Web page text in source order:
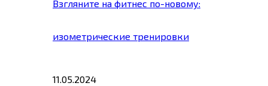
Взгляните на фитнес по-новому:
изометрические тренировки
11.05.2024